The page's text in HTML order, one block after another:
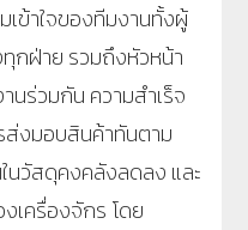
เข้าใจของทีมงานทั้งผู้
กฝ่าย รวมถึงหัวหน้า
นร่วมกัน ความสำเร็จ
ส่งมอบสินค้าทันตาม
นวัสดุคงคลังลดลง และ
เครื่องจักร โดย